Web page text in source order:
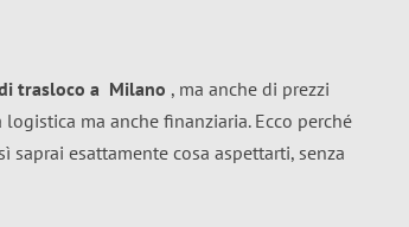
trasloco a Milano , ma anche di prezzi
ma anche finanziaria. Ecco perché
saprai esattamente cosa aspettarti, senza